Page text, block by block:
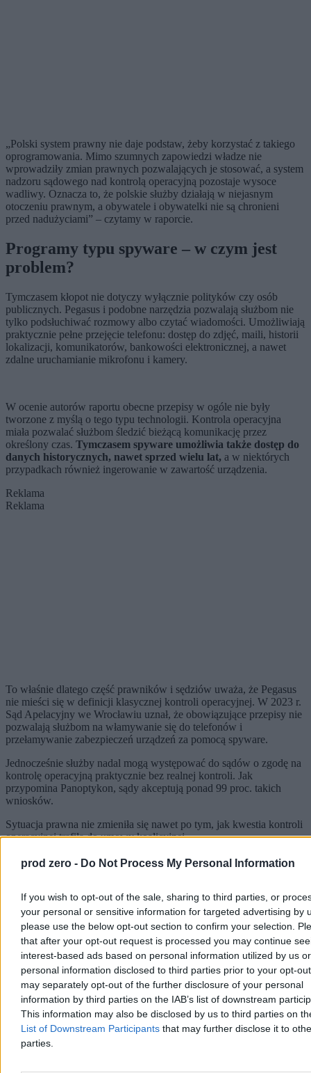
prod zero - Do Not Process My Personal Information
If you wish to opt-out of the sale, sharing to third parties, or
your personal or sensitive information for targeted advertising by
please use the below opt-out section to confirm your selection.
that after your opt-out request is processed you may continue
interest-based ads based on personal information utilized by us or
personal information disclosed to third parties prior to your opt-
may separately opt-out of the further disclosure of your personal
information by third parties on the IAB’s list of downstream
This information may also be disclosed by us to third parties on
List of Downstream Participants that may further disclose it to
parties.
„Polski system prawny nie daje podstaw, żeby korzystać z takiego
oprogramowania. Mimo szumnych zapowiedzi władze nie
wprowadziły zmian prawnych pozwalających je stosować, a system
nadzoru sądowego nad kontrolą operacyjną pozostaje wysoce
wadliwy. Oznacza to, że polskie służby działają w niejasnym
otoczeniu prawnym, a obywatele i obywatelki nie są chronieni
przed nadużyciami” – czytamy w raporcie.
Programy typu spyware – w czym jest
problem?
Tymczasem kłopot nie dotyczy wyłącznie polityków czy osób
publicznych. Pegasus i podobne narzędzia pozwalają służbom nie
tylko podsłuchiwać rozmowy albo czytać wiadomości. Umożliwiają
praktycznie pełne przejęcie telefonu: dostęp do zdjęć, maili, historii
lokalizacji, komunikatorów, bankowości elektronicznej, a nawet
zdalne uruchamianie mikrofonu i kamery.
W ocenie autorów raportu obecne przepisy w ogóle nie były
tworzone z myślą o tego typu technologii. Kontrola operacyjna
miała pozwalać służbom śledzić bieżącą komunikację przez
określony czas. Tymczasem spyware umożliwia także dostęp do
danych historycznych, nawet sprzed wielu lat, a w niektórych
przypadkach również ingerowanie w zawartość urządzenia.
Reklama
Reklama
To właśnie dlatego część prawników i sędziów uważa, że Pegasus
nie mieści się w definicji klasycznej kontroli operacyjnej. W 2023 r.
Sąd Apelacyjny we Wrocławiu uznał, że obowiązujące przepisy nie
pozwalają służbom na włamywanie się do telefonów i
przełamywanie zabezpieczeń urządzeń za pomocą spyware.
Jednocześnie służby nadal mogą występować do sądów o zgodę na
kontrolę operacyjną praktycznie bez realnej kontroli. Jak
przypomina Panoptykon, sądy akceptują ponad 99 proc. takich
wniosków.
Sytuacja prawna nie zmieniła się nawet po tym, jak kwestia kontroli
operacyjnej trafiła do umowy koalicyjnej.
Prokuratura wnioskuje o uchylenie
immunitetu Mariusza Kamińskiego.
Chodzi o dwie sprawy
Wielki skandal z Predatorem.
Wyrok: 126 lat za aferę
w Grecji
Najpopularniejsze
Mniej łóżek dla pacjentów, więcej gabinetów dla lekarzy.
Ujawniamy zmiany w Szpitalu Południowym